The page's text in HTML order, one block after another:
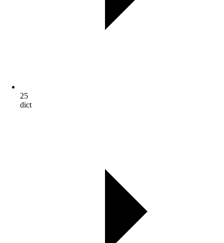
25
dict